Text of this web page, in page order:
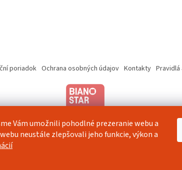
Vám umožnili pohodlné prezeranie webu a
neustále zlepšovali jeho funkcie, výkon a
poriadok Ochrana osobných údajov Kontakty Pravidlá